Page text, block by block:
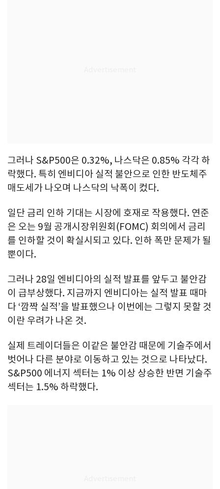
그러나 S&P500은 0.32%, 나스닥은 0.85% 각각 하
락했다. 특히 엔비디아 실적 불안으로 인한 반도체주
매도세가 나오며 나스닥의 낙폭이 컸다.
일단 금리 인하 기대는 시장에 호재로 작용했다. 연준
은 오는 9월 공개시장위원회(FOMC) 회의에서 금리
를 인하할 것이 확실시되고 있다. 인하 폭만 문제가 될
뿐이다.
그러나 28일 엔비디아의 실적 발표를 앞두고 불안감
이 급부상했다. 지금까지 엔비디아는 실적 발표 때마
다 ‘깜짝 실적’을 발표했으나 이번에는 그렇지 못할 것
이란 우려가 나온 것.
실제 트레이더들은 이같은 불안감 때문에 기술주에서
벗어나 다른 분야로 이동하고 있는 것으로 나타났다.
S&P500 에너지 섹터는 1% 이상 상승한 반면 기술주
섹터는 1.5% 하락했다.